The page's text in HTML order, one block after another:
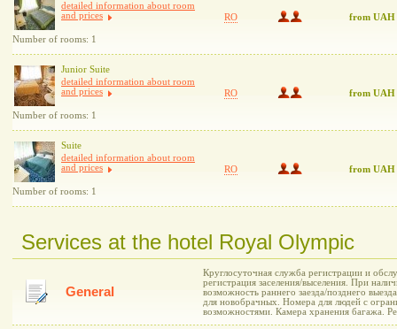
detailed information about room
and prices
Number of rooms: 1
RO from UAH
Junior Suite
detailed information about room
and prices
Number of rooms: 1
RO from UAH
Suite
detailed information about room
and prices
Number of rooms: 1
RO from UAH
Services at the hotel Royal Olympic
General
Круглосуточная служба регистрации и
регистрация заселения/выселения. При
возможность раннего заезда/позднего
для новобрачных. Номера для людей с
возможностями. Камера хранения багажа.